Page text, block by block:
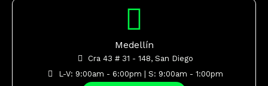
Medellín
Cra 43 # 31 - 148, San Diego
L-V: 9:00am - 6:00pm | S: 9:00am - 1:00pm